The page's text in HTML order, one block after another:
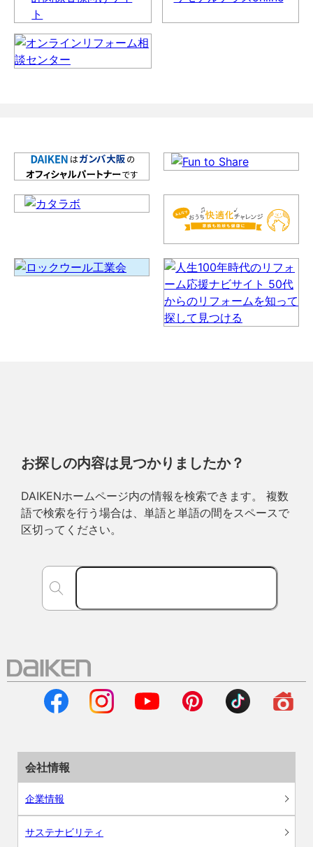
お探しの内容は見つかりましたか？
DAIKENホームページ内の情報を検索できます。 複数
語で検索を行う場合は、単語と単語の間をスペースで
区切ってください。
会社情報
企業情報
サステナビリティ